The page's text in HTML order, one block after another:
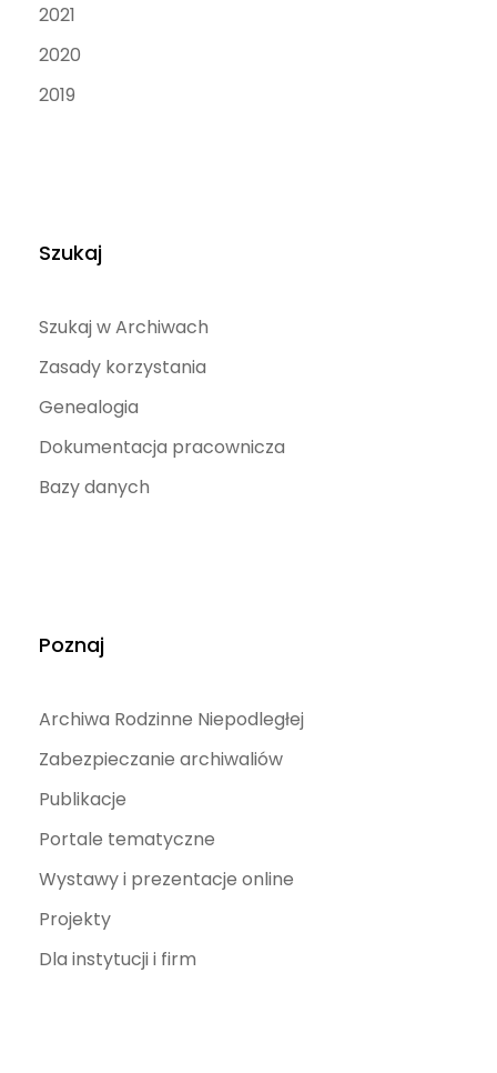
2021
2020
2019
Szukaj
Szukaj w Archiwach
Zasady korzystania
Genealogia
Dokumentacja pracownicza
Bazy danych
Poznaj
Archiwa Rodzinne Niepodległej
Zabezpieczanie archiwaliów
Publikacje
Portale tematyczne
Wystawy i prezentacje online
Projekty
Dla instytucji i firm